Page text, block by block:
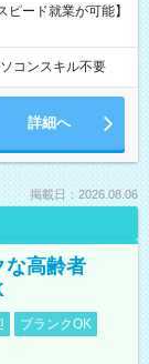
ード就業が可能】
コンスキル不要
詳細へ
掲載日：2026.08.06
な高齢者
ブランクOK